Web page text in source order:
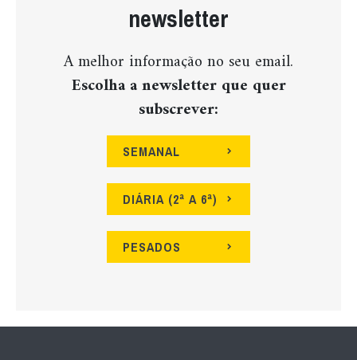
newsletter
A melhor informação no seu email.
Escolha a newsletter que quer
subscrever:
SEMANAL
DIÁRIA (2ª A 6ª)
PESADOS